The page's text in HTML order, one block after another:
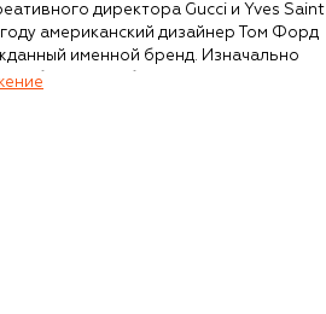
директора Gucci и Yves Saint
американский дизайнер Том Форд
именной бренд. Изначально
собственным безупречным стилем,